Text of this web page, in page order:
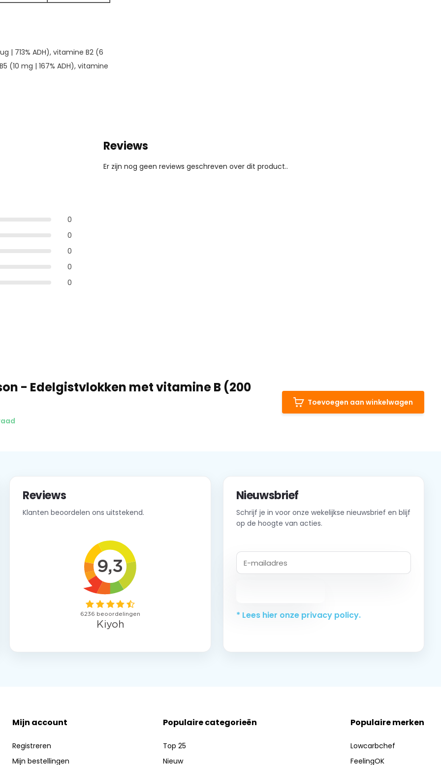
| 713% ADH), vitamine B2 (6
(10 mg | 167% ADH), vitamine
0
0
0
0
0
Reviews
Er zijn nog geen reviews geschreven over dit product..
- Edelgistvlokken met vitamine B (200
Toevoegen aan winkelwagen
Reviews
Klanten beoordelen ons uitstekend.
Nieuwsbrief
Schrijf je in voor onze wekelijkse nieuwsbrief en blijf
op de hoogte van acties.
* Lees hier onze privacy policy.
Mijn account
Registreren
Mijn bestellingen
Populaire categorieën
Top 25
Nieuw
Populaire merken
Lowcarbchef
FeelingOK